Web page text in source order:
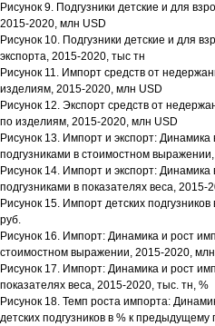
Рисунок 9. Подгузники детские и для
2015-2020, млн USD
Рисунок 10. Подгузники детские и для
экспорта, 2015-2020, тыс тн
Рисунок 11. Импорт средств от
изделиям, 2015-2020, млн USD
Рисунок 12. Экспорт средств от
по изделиям, 2015-2020, млн USD
Рисунок 13. Импорт и экспорт:
подгузниками в стоимостном
Рисунок 14. Импорт и экспорт:
подгузниками в показателях веса, 2015-
Рисунок 15. Импорт детских
руб.
Рисунок 16. Импорт: Динамика и рост
стоимостном выражении, 2015-2020,
Рисунок 17. Импорт: Динамика и рост
показателях веса, 2015-2020, тыс. тн, %
Рисунок 18. Темп роста импорта:
детских подгузников в % к